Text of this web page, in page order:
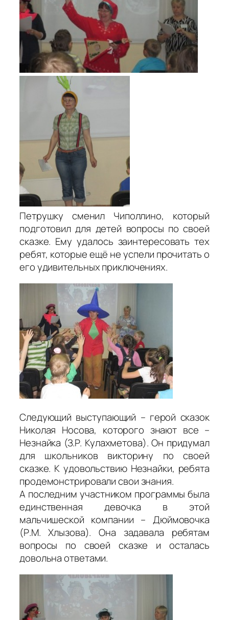
Петрушку сменил Чиполлино, который
подготовил для детей вопросы по своей
сказке. Ему удалось заинтересовать тех
ребят, которые ещё не успели прочитать о
его удивительных приключениях.
Следующий выступающий – герой сказок
Николая Носова, которого знают все –
Незнайка (З.Р. Кулахметова). Он придумал
для школьников викторину по своей
сказке. К удовольствию Незнайки, ребята
продемонстрировали свои знания.
А последним участником программы была
единственная девочка в этой
мальчишеской компании – Дюймовочка
(Р.М. Хлызова). Она задавала ребятам
вопросы по своей сказке и осталась
довольна ответами.